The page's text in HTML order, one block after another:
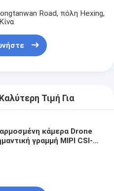
Road, πόλη Hexing,
Τιμή Για
κάμερα Drone
γραμμή MIPI CSI-1